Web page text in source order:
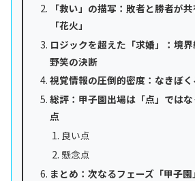
「救い」の描写：敗者と勝者が
「花火」
ロジックを超えた「求婚」：境
野笑の決断
視覚情報の圧倒的密度：なきぼ
総評：甲子園出場は「点」では
点
良い点
懸念点
まとめ：次なるフェーズ「甲子